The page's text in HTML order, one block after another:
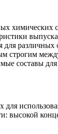
составы для
высокой